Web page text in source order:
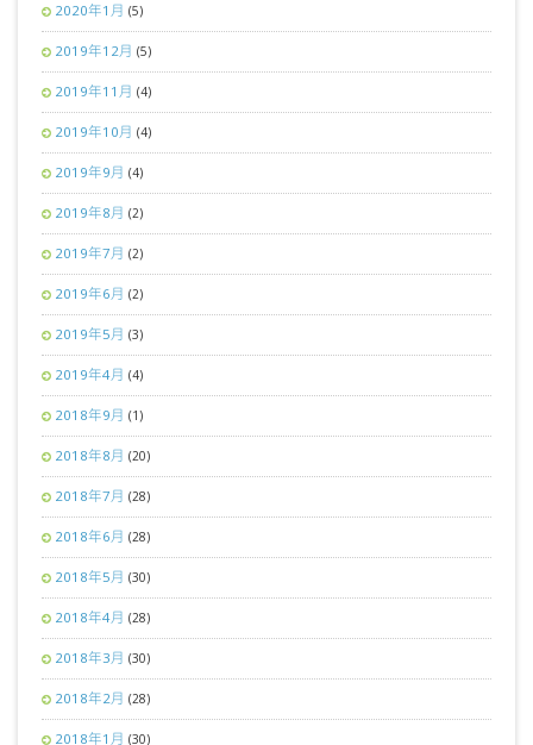
2020年1月 (5)
2019年12月 (5)
2019年11月 (4)
2019年10月 (4)
2019年9月 (4)
2019年8月 (2)
2019年7月 (2)
2019年6月 (2)
2019年5月 (3)
2019年4月 (4)
2018年9月 (1)
2018年8月 (20)
2018年7月 (28)
2018年6月 (28)
2018年5月 (30)
2018年4月 (28)
2018年3月 (30)
2018年2月 (28)
2018年1月 (30)